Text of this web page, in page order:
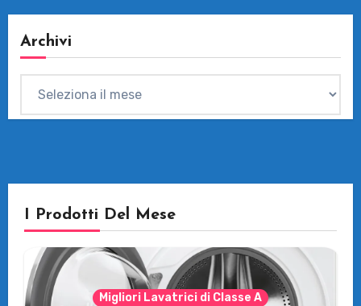
Archivi
I Prodotti Del Mese
Migliori Lavatrici di Classe A